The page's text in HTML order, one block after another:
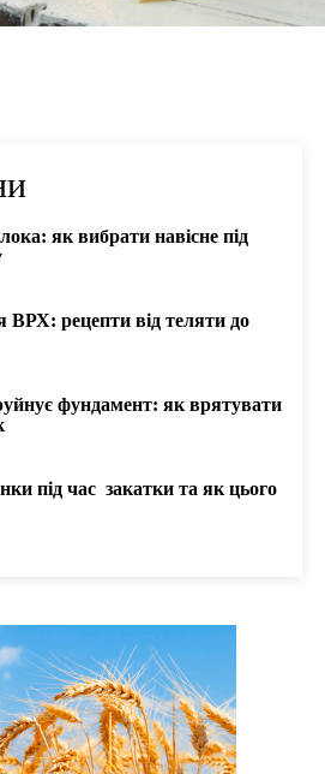
як вибрати навісне під
рецепти від теляти до
фундамент: як врятувати
під час закатки та як цього